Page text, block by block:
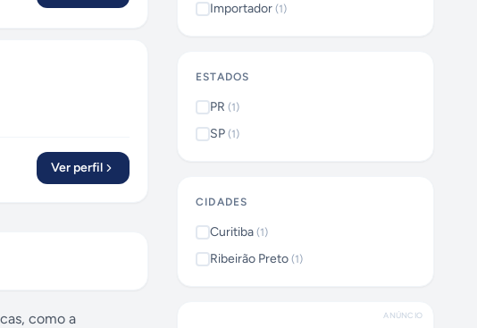
Ver perfil
como a
Importador (1)
ESTADOS
PR (1)
SP (1)
CIDADES
Curitiba (1)
Ribeirão Preto (1)
ANÚNCIO